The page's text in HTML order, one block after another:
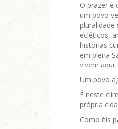
O prazer e
um povo
pluralidade
ecléticos,
histórias
em plena
vivem aqui.
Um povo
É neste
própria
Como fiéis